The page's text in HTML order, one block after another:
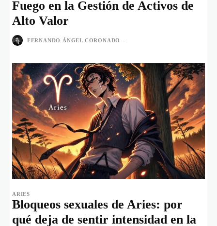
Fuego en la Gestión de Activos de
Alto Valor
FERNANDO ÁNGEL CORONADO -
ARIES
Bloqueos sexuales de Aries: por
qué deja de sentir intensidad en la